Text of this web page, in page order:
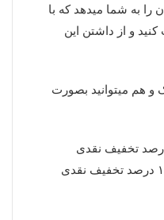
را به شما میدهد که با
و از داشتن این
هم میتوانید بصورت
و خرید بالای ۵۰۰ هزار تومان ۱۵ درصد تخفیف نقدی